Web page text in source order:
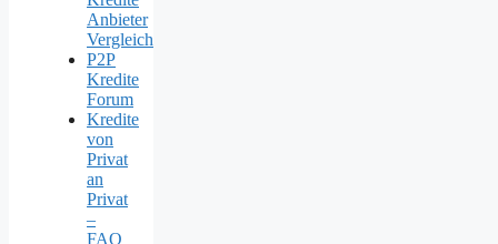
Anbieter
Vergleich
P2P
Kredite
Forum
Kredite
von
Privat
an
Privat
–
FAQ